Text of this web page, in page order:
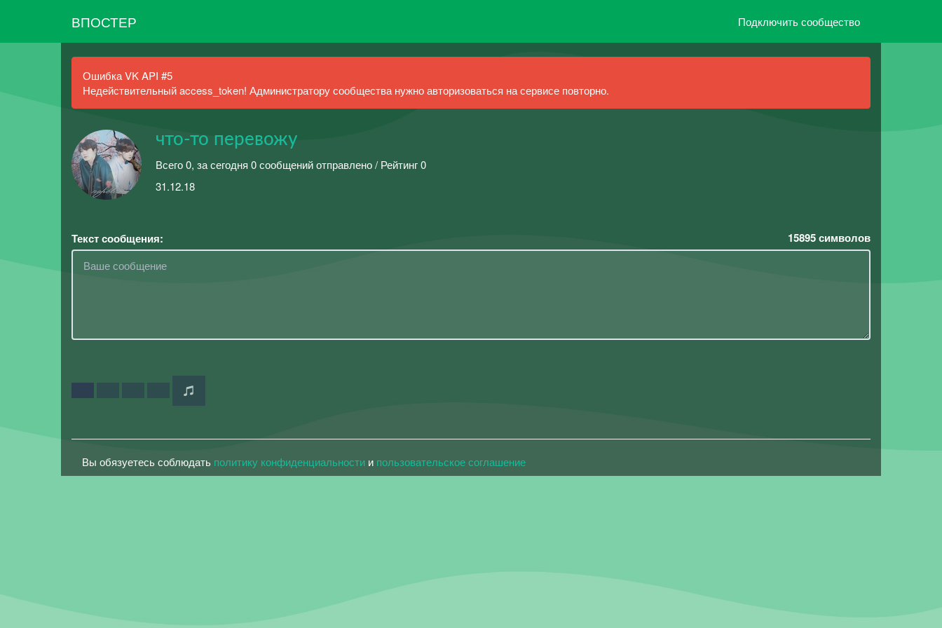
ВПОСТЕР Подключить сообщество
Ошибка VK API #5
Недействительный access_token! Администратору сообщества нужно авторизоваться на сервисе повторно.
что-то перевожу
Всего 0, за сегодня 0 сообщений отправлено / Рейтинг 0
31.12.18
Текст сообщения: 15895символов
Вы обязуетесь соблюдать политику конфиденциальности и пользовательское соглашение